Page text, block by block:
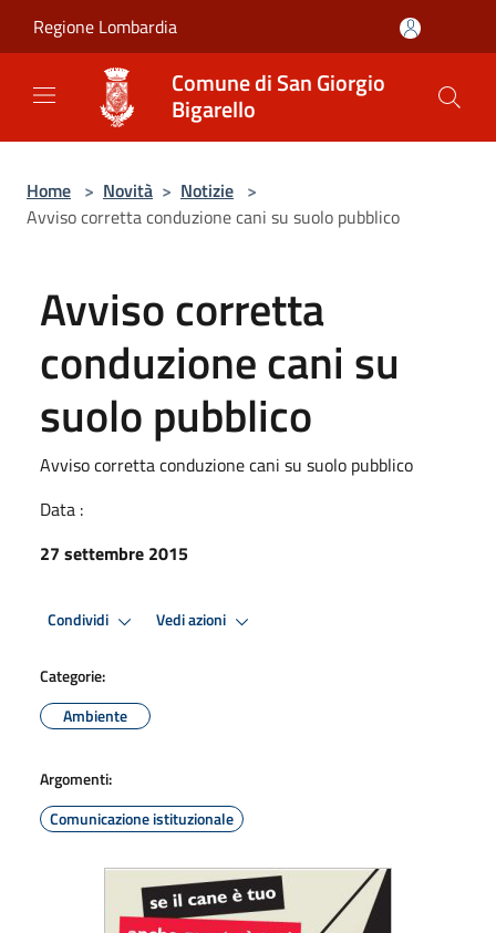
Regione Lombardia
Comune di San Giorgio
Bigarello
Home > Novità > Notizie >
Avviso corretta conduzione cani su suolo pubblico
Avviso corretta
conduzione cani su
suolo pubblico
Avviso corretta conduzione cani su suolo pubblico
Data :
27 settembre 2015
Condividi Vedi azioni
Categorie:
Ambiente
Argomenti:
Comunicazione istituzionale